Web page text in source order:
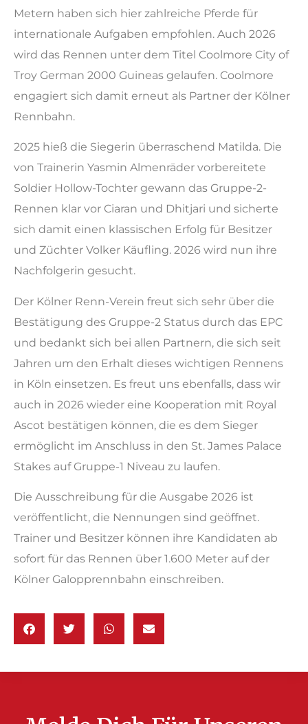
Metern haben sich hier zahlreiche Pferde für
internationale Aufgaben empfohlen. Auch 2026
wird das Rennen unter dem Titel Coolmore City of
Troy German 2000 Guineas gelaufen. Coolmore
engagiert sich damit erneut als Partner der Kölner
Rennbahn.
2025 hieß die Siegerin überraschend Matilda. Die
von Trainerin Yasmin Almenräder vorbereitete
Soldier Hollow-Tochter gewann das Gruppe-2-
Rennen klar vor Ciaran und Dhitjari und sicherte
sich damit einen klassischen Erfolg für Besitzer
und Züchter Volker Käufling. 2026 wird nun ihre
Nachfolgerin gesucht.
Der Kölner Renn-Verein freut sich sehr über die
Bestätigung des Gruppe-2 Status durch das EPC
und bedankt sich bei allen Partnern, die sich seit
Jahren um den Erhalt dieses wichtigen Rennens
in Köln einsetzen. Es freut uns ebenfalls, dass wir
auch in 2026 wieder eine Kooperation mit Royal
Ascot bestätigen können, die es dem Sieger
ermöglicht im Anschluss in den St. James Palace
Stakes auf Gruppe-1 Niveau zu laufen.
Die Ausschreibung für die Ausgabe 2026 ist
veröffentlicht, die Nennungen sind geöffnet.
Trainer und Besitzer können ihre Kandidaten ab
sofort für das Rennen über 1.600 Meter auf der
Kölner Galopprennbahn einschreiben.